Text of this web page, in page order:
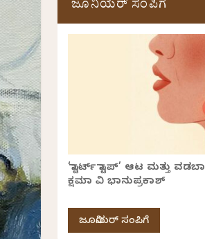
ಜೂನಿಯರ್ ಸಂಪಿಗೆ
‘ಸ್ಟಾರ್ಟ್ ಸ್ಟಾಪ್’ ಆಟ ಮತ್ತು
ಕ್ಷಮಾ ವಿ ಭಾನುಪ್ರಕಾಶ್
ಜೂನಿಯರ್ ಸಂಪಿಗೆ